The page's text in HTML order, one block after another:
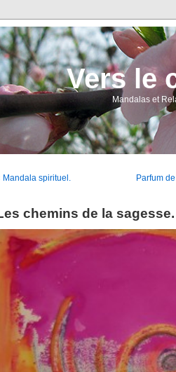
Vers le
Mandalas et
Mandala spirituel. Parfum
chemins de la sagesse.